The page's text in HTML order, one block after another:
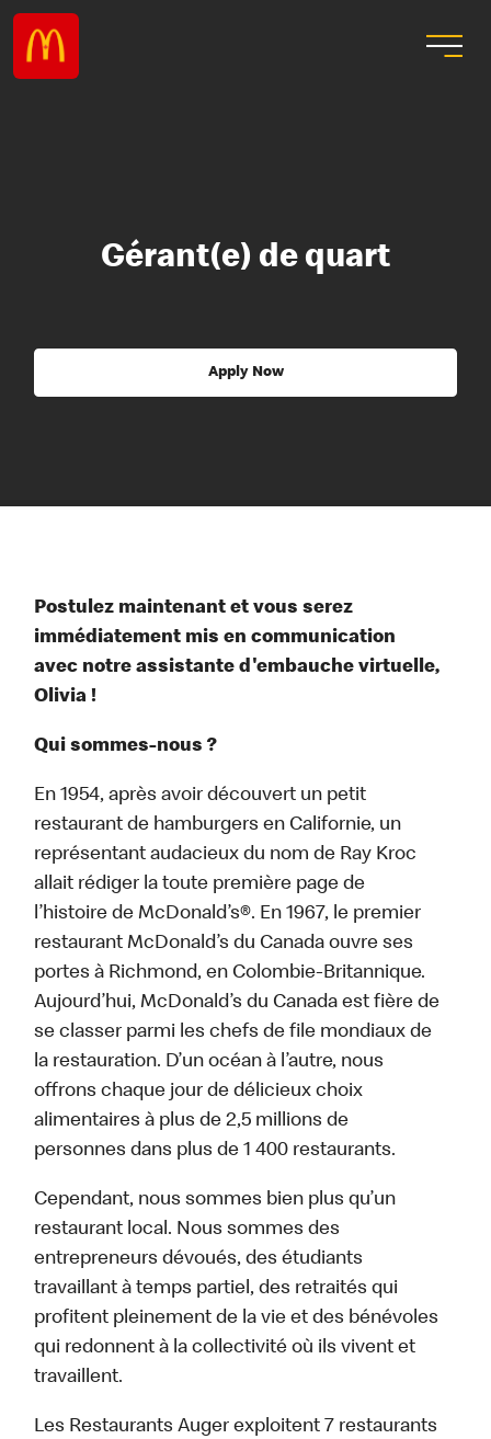
Gérant(e) de quart
Apply Now
Postulez maintenant et vous serez
immédiatement mis en communication
avec notre assistante d'embauche virtuelle,
Olivia !
Qui sommes-nous ?
En 1954, après avoir découvert un petit
restaurant de hamburgers en Californie, un
représentant audacieux du nom de Ray Kroc
allait rédiger la toute première page de
l’histoire de McDonald’s®. En 1967, le premier
restaurant McDonald’s du Canada ouvre ses
portes à Richmond, en Colombie-Britannique.
Aujourd’hui, McDonald’s du Canada est fière de
se classer parmi les chefs de file mondiaux de
la restauration. D’un océan à l’autre, nous
offrons chaque jour de délicieux choix
alimentaires à plus de 2,5 millions de
personnes dans plus de 1 400 restaurants.
Cependant, nous sommes bien plus qu’un
restaurant local. Nous sommes des
entrepreneurs dévoués, des étudiants
travaillant à temps partiel, des retraités qui
profitent pleinement de la vie et des bénévoles
qui redonnent à la collectivité où ils vivent et
travaillent.
Les Restaurants Auger exploitent 7 restaurants